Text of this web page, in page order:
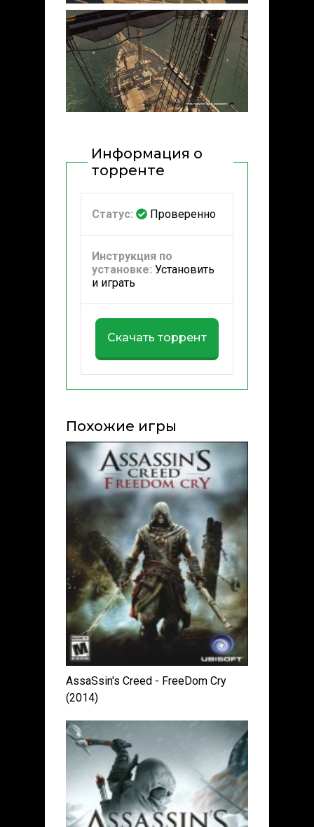
Информация о
торренте
Статус: Проверенно
Инструкция по
установке: Установить
и играть
Скачать торрент
Похожие игры
AssaSsin's Creed - FreeDom Cry
(2014)